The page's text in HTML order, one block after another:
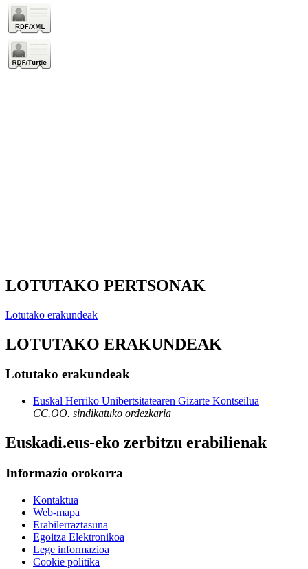
LOTUTAKO PERTSONAK
Lotutako erakundeak
LOTUTAKO ERAKUNDEAK
Lotutako erakundeak
Euskal Herriko Unibertsitatearen Gizarte Kontseilua
CC.OO. sindikatuko ordezkaria
Euskadi.eus-eko zerbitzu erabilienak
Informazio orokorra
Kontaktua
Web-mapa
Erabilerraztasuna
Egoitza Elektronikoa
Lege informazioa
Cookie politika